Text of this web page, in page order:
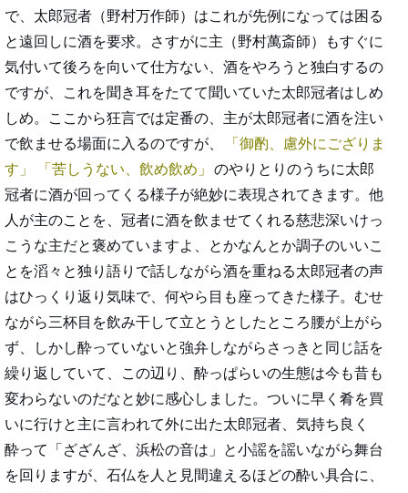
で、太郎冠者（野村万作師）はこれが先例になっては困る
と遠回しに酒を要求。さすがに主（野村萬斎師）もすぐに
気付いて後ろを向いて仕方ない、酒をやろうと独白するの
ですが、これを聞き耳をたてて聞いていた太郎冠者はしめ
しめ。ここから狂言では定番の、主が太郎冠者に酒を注い
で飲ませる場面に入るのですが、
御酌、慮外にござりま
す
苦しうない、飲め飲め
のやりとりのうちに太郎
冠者に酒が回ってくる様子が絶妙に表現されてきます。他
人が主のことを、冠者に酒を飲ませてくれる慈悲深いけっ
こうな主だと褒めていますよ、とかなんとか調子のいいこ
とを滔々と独り語りで話しながら酒を重ねる太郎冠者の声
はひっくり返り気味で、何やら目も座ってきた様子。むせ
ながら三杯目を飲み干して立とうとしたところ腰が上がら
ず、しかし酔っていないと強弁しながらさっきと同じ話を
繰り返していて、この辺り、酔っぱらいの生態は今も昔も
変わらないのだなと妙に感心しました。ついに早く肴を買
いに行けと主に言われて外に出た太郎冠者、気持ち良く
酔って「ざざんざ、浜松の音は」と小謡を謡いながら舞台
を回りますが、石仏を人と見間違えるほどの酔い具合に、